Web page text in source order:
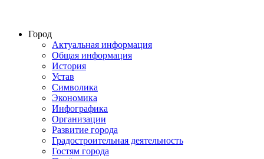
Город
Актуальная информация
Общая информация
История
Устав
Символика
Экономика
Инфографика
Организации
Развитие города
Градостроительная деятельность
Гостям города